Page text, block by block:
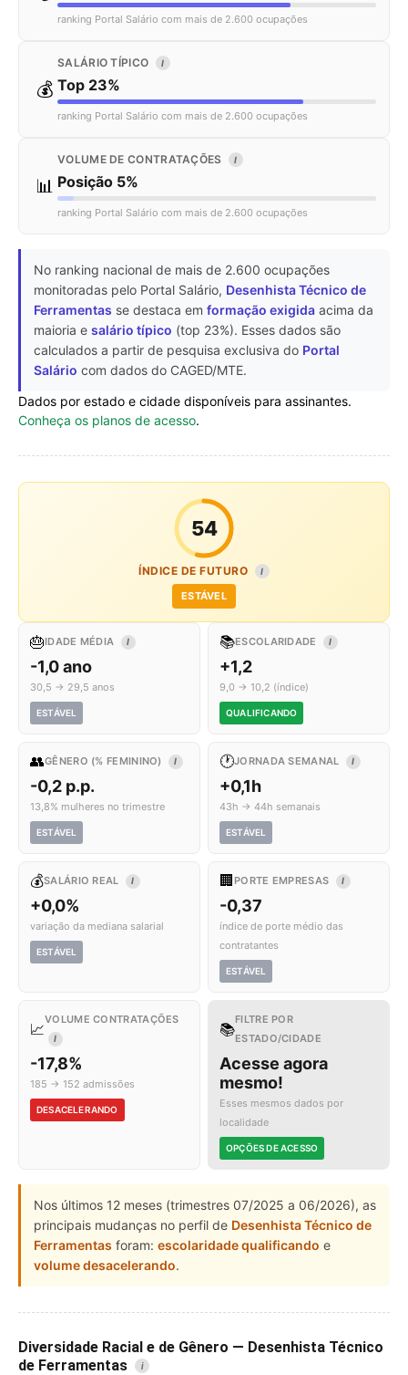
ranking Portal Salário com mais de 2.600 ocupações
💰
SALÁRIO TÍPICO I
Top 23%
ranking Portal Salário com mais de 2.600 ocupações
📊
VOLUME DE CONTRATAÇÕES I
Posição 5%
ranking Portal Salário com mais de 2.600 ocupações
No ranking nacional de mais de 2.600 ocupações
monitoradas pelo Portal Salário, Desenhista Técnico de
Ferramentas se destaca em formação exigida acima da
maioria e salário típico (top 23%). Esses dados são
calculados a partir de pesquisa exclusiva do Portal
Salário com dados do CAGED/MTE.
Dados por estado e cidade disponíveis para assinantes.
Conheça os planos de acesso.
54
ÍNDICE DE FUTURO I
ESTÁVEL
🎂IDADE MÉDIA I
-1,0 ano
30,5 → 29,5 anos
ESTÁVEL
📚ESCOLARIDADE I
+1,2
9,0 → 10,2 (índice)
QUALIFICANDO
👥GÊNERO (% FEMININO) I
-0,2 p.p.
13,8% mulheres no trimestre
ESTÁVEL
🕐JORNADA SEMANAL I
+0,1h
43h → 44h semanais
ESTÁVEL
💰SALÁRIO REAL I
+0,0%
variação da mediana salarial
ESTÁVEL
🏢 PORTE EMPRESAS I
-0,37
índice de porte médio das
contratantes
ESTÁVEL
📈
VOLUME CONTRATAÇÕES
I
-17,8%
185 → 152 admissões
DESACELERANDO
📚
FILTRE POR
ESTADO/CIDADE
Acesse agora
mesmo!
Esses mesmos dados por
localidade
OPÇÕES DE ACESSO
Nos últimos 12 meses (trimestres 07/2025 a 06/2026), as
principais mudanças no perfil de Desenhista Técnico de
Ferramentas foram: escolaridade qualificando e
volume desacelerando.
Diversidade Racial e de Gênero — Desenhista Técnico
de Ferramentas
i